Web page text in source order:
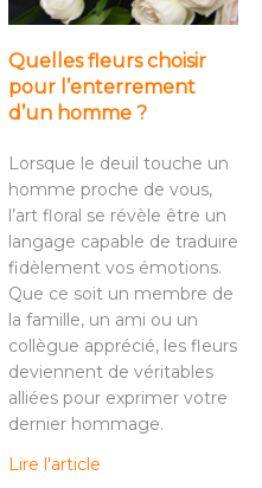
Quelles fleurs choisir
pour l’enterrement
d’un homme ?
Lorsque le deuil touche un
homme proche de vous,
l’art floral se révèle être un
langage capable de traduire
fidèlement vos émotions.
Que ce soit un membre de
la famille, un ami ou un
collègue apprécié, les fleurs
deviennent de véritables
alliées pour exprimer votre
dernier hommage.
Lire l'article